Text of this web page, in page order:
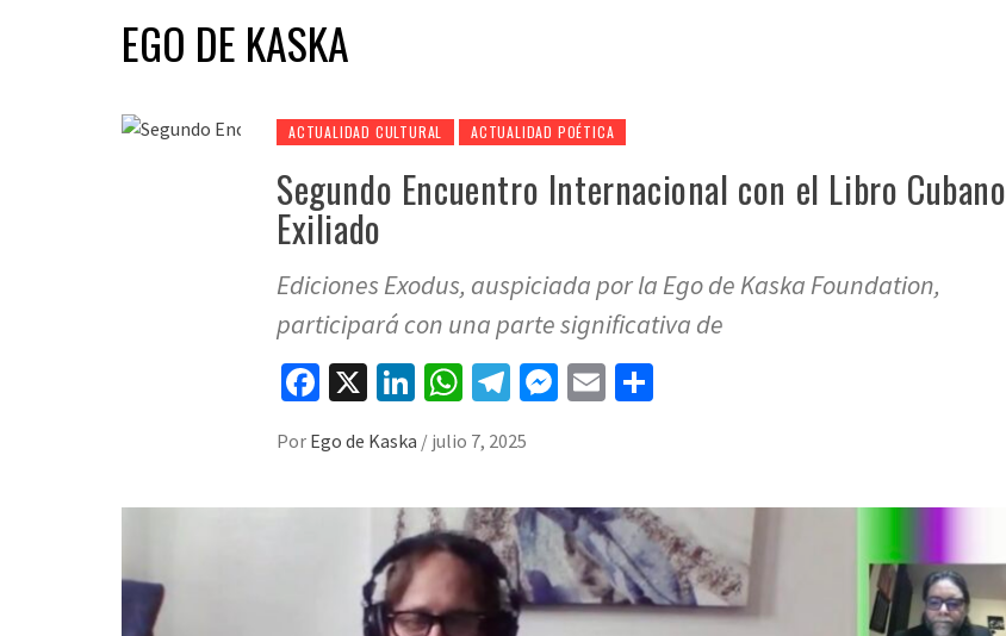
EGO DE KASKA
ACTUALIDAD CULTURAL ACTUALIDAD POÉTICA
Segundo Encuentro Internacional con el Libro Cubano
Exiliado
Ediciones Exodus, auspiciada por la Ego de Kaska Foundation,
participará con una parte significativa de
Facebook
X LinkedIn
WhatsApp
Telegram
Messenger
Email
Por Ego de Kaska / julio 7, 2025